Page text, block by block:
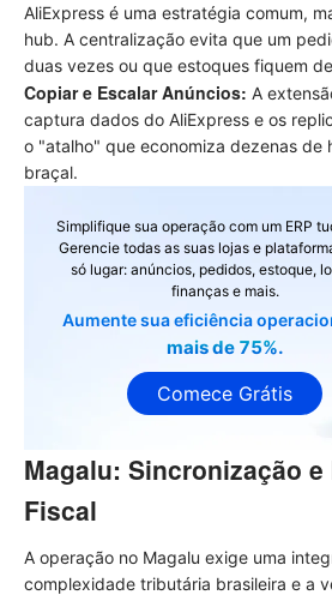
AliExpress é uma estratégia comum,
hub. A centralização evita que um
duas vezes ou que estoques fiquem
Copiar e Escalar Anúncios: A
captura dados do AliExpress e os
o "atalho" que economiza dezenas de
braçal.
Simplifique sua operação com um ERP
Gerencie todas as suas lojas e
só lugar: anúncios, pedidos, estoque,
finanças e mais.
Aumente sua eficiência
mais de 75%.
Comece Grátis
Magalu: Sincronização
Fiscal
A operação no Magalu exige uma
complexidade tributária brasileira e a